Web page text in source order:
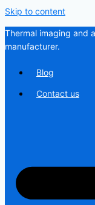
Skip to content
Thermal imaging and
manufacturer.
Blog
Contact us